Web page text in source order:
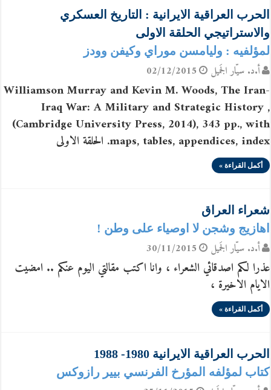
الحرب العراقية الايرانية : التاريخ العسكري
والاستراتيجي الحلقة الاولى
لمؤلفيه : وليامسن موراي وكيفن وودز
أ.د. سيّار الجَميل 02/12/2015
Williamson Murray and Kevin M. Woods, The Iran-
Iraq War: A Military and Strategic History ,
(Cambridge University Press, 2014), 343 pp., with
maps, tables, appendices, index. الحلقة الاولى
أكمل القراءة »
شعراء العراق
اهازيج وشجن لا اوصياء على وطن !
أ.د. سيّار الجَميل 30/11/2015
عذرا لكم اصدقائي الشعراء ، وانا اكتب مقالتي اليوم عنكم .. امضيت
الايام الاخيرة ،
أكمل القراءة »
الحرب العراقية الايرانية 1980- 1988
كتاب لمؤلفه المؤرخ الفرنسي بيير رازوكس